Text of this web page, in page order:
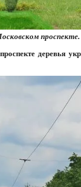
деревья